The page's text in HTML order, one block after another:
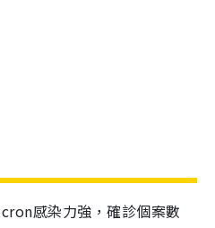
感染力強，確診個案數